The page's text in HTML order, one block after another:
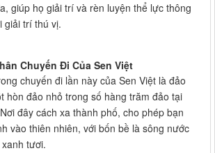
giúp họ giải trí và rèn luyện thể lực thông
giải trí thú vị.
Chuyến Đi Của Sen Việt
chuyến đi lần này của Sen Việt là đảo
hòn đảo nhỏ trong số hàng trăm đảo tại
đây cách xa thành phố, cho phép bạn
vào thiên nhiên, với bốn bề là sông nước
tươi.